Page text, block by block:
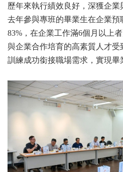
歷年來執行績效良好，深獲企業
去年參與專班的畢業生在企業
83%，在企業工作滿6個月以上
與企業合作培育的高素質人才
訓練成功銜接職場需求，實現畢